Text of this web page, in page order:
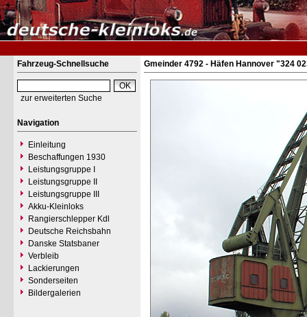
Fahrzeug-Schnellsuche
zur erweiterten Suche
Navigation
Einleitung
Beschaffungen 1930
Leistungsgruppe I
Leistungsgruppe II
Leistungsgruppe III
Akku-Kleinloks
Rangierschlepper Kdl
Deutsche Reichsbahn
Danske Statsbaner
Verbleib
Lackierungen
Sonderseiten
Bildergalerien
Gmeinder 4792 - Häfen Hannover "324